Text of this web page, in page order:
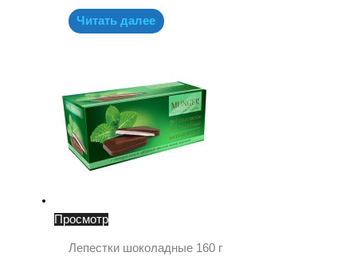
Читать далее
Просмотр
Лепестки шоколадные 160 г